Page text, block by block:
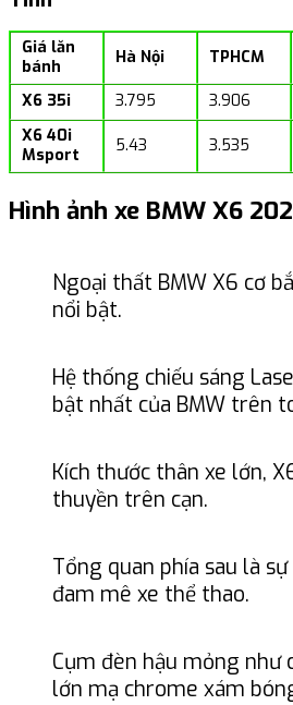
Giá lăn
bánh
Hà Nội TPHCM
X6 35i 3.795 3.906
X6 40i
Msport
5.43 3.535
Hình ảnh xe BMW X6
Ngoại thất BMW X6 cơ
nổi bật.
Hệ thống chiếu sáng
bật nhất của BMW trên
Kích thước thân xe lớn,
thuyền trên cạn.
Tổng quan phía sau là
đam mê xe thể thao.
Cụm đèn hậu mỏng như
lớn mạ chrome xám